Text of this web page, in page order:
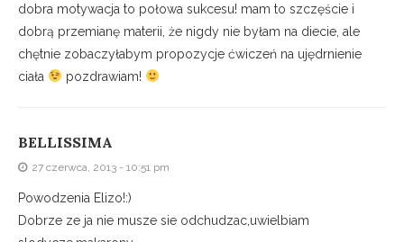
dobra motywacja to połowa sukcesu! mam to szczęście i
dobrą przemianę materii, że nigdy nie byłam na diecie, ale
chętnie zobaczyłabym propozycje ćwiczeń na ujędrnienie
ciała
pozdrawiam!
BELLISSIMA
27 czerwca, 2013 - 10:51 pm
Powodzenia Elizo!:)
Dobrze ze ja nie musze sie odchudzac,uwielbiam